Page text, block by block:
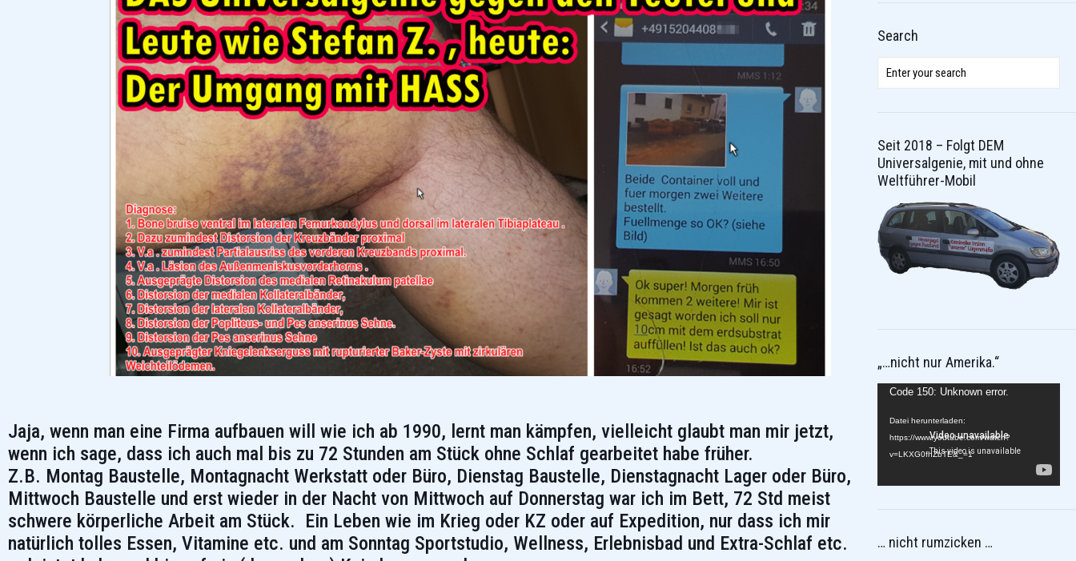
Jaja, wenn man eine Firma aufbauen will wie ich ab 1990, lernt man kämpfen, vielleicht glaubt man mir jetzt,
wenn ich sage, dass ich auch mal bis zu 72 Stunden am Stück ohne Schlaf gearbeitet habe früher.
Z.B. Montag Baustelle, Montagnacht Werkstatt oder Büro, Dienstag Baustelle, Dienstagnacht Lager oder Büro,
Mittwoch Baustelle und erst wieder in der Nacht von Mittwoch auf Donnerstag war ich im Bett, 72 Std meist
schwere körperliche Arbeit am Stück. Ein Leben wie im Krieg oder KZ oder auf Expedition, nur dass ich mir
natürlich tolles Essen, Vitamine etc. und am Sonntag Sportstudio, Wellness, Erlebnisbad und Extra-Schlaf etc.
Search
Seit 2018 – Folgt DEM
Universalgenie, mit und ohne
Weltführer-Mobil
„…nicht nur Amerika.“
Video-
Code 150: Unknown error.
Datei herunterladen:
https://www.youtube.com/watch?
v=LKXG0fhZbTE&_=1
… nicht rumzicken …